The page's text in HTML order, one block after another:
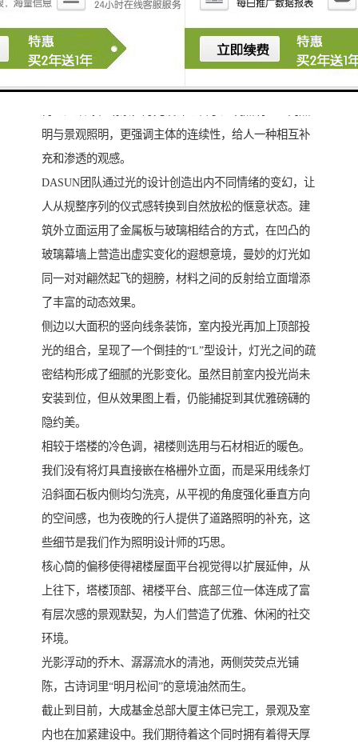
了一个供上班族们自由徜徉和休闲的城市广场。结构
上，悬挑部分利用内部斜撑与主体相连，加强空间的戏
剧性，更创造出不同体量的异质空间。
大成基金总部大厦从地面广场到建筑塔楼的氛围营造，
明与景观照明，更强调主体的连续性，给人一种相互补
充和渗透的观感。
DASUN团队通过光的设计创造出内不同情绪的变幻，让
人从规整序列的仪式感转换到自然放松的惬意状态。建
筑外立面运用了金属板与玻璃相结合的方式，在凹凸的
玻璃幕墙上营造出虚实变化的遐想意境，曼妙的灯光如
同一对对翩然起飞的翅膀，材料之间的反射给立面增添
了丰富的动态效果。
侧边以大面积的竖向线条装饰，室内投光再加上顶部投
光的组合，呈现了一个倒挂的“L”型设计，灯光之间的疏
密结构形成了细腻的光影变化。虽然目前室内投光尚未
安装到位，但从效果图上看，仍能捕捉到其优雅磅礴的
隐约美。
相较于塔楼的冷色调，裙楼则选用与石材相近的暖色。
我们没有将灯具直接嵌在格栅外立面，而是采用线条灯
沿斜面石板内侧均匀洗亮，从平视的角度强化垂直方向
的空间感，也为夜晚的行人提供了道路照明的补充，这
些细节是我们作为照明设计师的巧思。
核心筒的偏移使得裙楼屋面平台视觉得以扩展延伸，从
上往下，塔楼顶部、裙楼平台、底部三位一体连成了富
有层次感的景观默契，为人们营造了优雅、休闲的社交
环境。
光影浮动的乔木、潺潺流水的清池，两侧荧荧点光铺
陈，古诗词里“明月松间”的意境油然而生。
截止到目前，大成基金总部大厦主体已完工，景观及室
内也在加紧建设中。我们期待着这个同时拥有着得天厚